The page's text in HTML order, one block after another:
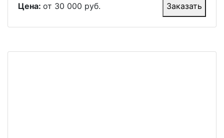
Цена: от 30 000 руб. Заказать